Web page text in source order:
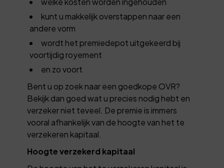
kunt u makkelijk overstappen naar een
andere vorm
wordt het premiedepot uitgekeerd bij
voortijdig royement
en zo voort
Bent u op zoek naar een goedkope OVR?
Bekijk dan goed wat u precies nodig hebt en
verzeker niet teveel. De premie is immers
vooral afhankelijk van de hoogte van het te
verzekeren kapitaal.
Hoogte verzekerd kapitaal